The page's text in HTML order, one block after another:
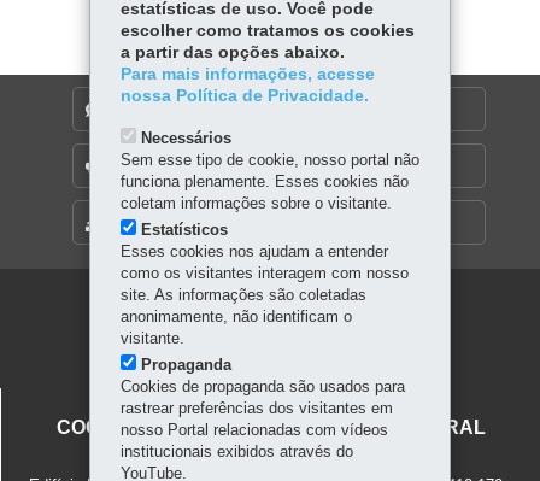
MAPA DO SITE
OUVIDORIA
Navegação
principal
SECRETARIA DA CULTURA
COORDENAÇÃO DO PATRIMÔNIO CULTURAL
Rua Cruz Machado, 58 - 4º Andar
estatísticas de uso. Você pode
escolher como tratamos os cookies
a partir das opções abaixo.
Para mais informações, acesse
nossa Política de Privacidade.
Necessários
Sem esse tipo de cookie, nosso portal não
funciona plenamente. Esses cookies não
coletam informações sobre o visitante.
Estatísticos
Esses cookies nos ajudam a entender
como os visitantes interagem com nosso
site. As informações são coletadas
anonimamente, não identificam o
visitante.
Propaganda
Cookies de propaganda são usados para
rastrear preferências dos visitantes em
nosso Portal relacionadas com vídeos
institucionais exibidos através do
YouTube.